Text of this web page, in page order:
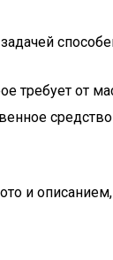
требует от
и